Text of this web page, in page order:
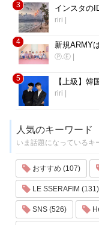
3 インスタの
riri
4 新規ARMY
Ⓟ.Ⓔ
5 【上級】韓
riri
人気のキーワード
いま話題になっているキ
おすすめ (107)
LE SSERAFIM (131)
SNS (526)